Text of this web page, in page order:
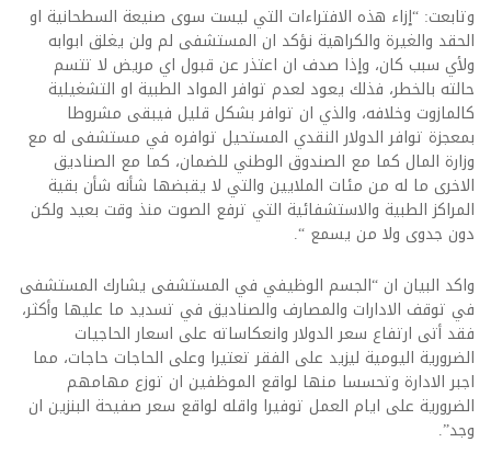
وتابعت: “إزاء هذه الافتراءات التي ليست سوى صنيعة السطحانية او
الحقد والغيرة والكراهية نؤكد ان المستشفى لم ولن يغلق ابوابه
ولأي سبب كان، وإذا صدف ان اعتذر عن قبول اي مريض لا تتسم
حالته بالخطر، فذلك يعود لعدم توافر المواد الطبية او التشغيلية
كالمازوت وخلافه، والذي ان توافر بشكل قليل فيبقى مشروطا
بمعجزة توافر الدولار النقدي المستحيل توافره في مستشفى له مع
وزارة المال كما مع الصندوق الوطني للضمان، كما مع الصناديق
الاخرى ما له من مئات الملايين والتي لا يقبضها شأنه شأن بقية
المراكز الطبية والاستشفائية التي ترفع الصوت منذ وقت بعيد ولكن
دون جدوى ولا من يسمع “.
واكد البيان ان “الجسم الوظيفي في المستشفى يشارك المستشفى
في توقف الادارات والمصارف والصناديق في تسديد ما عليها وأكثر،
فقد أتى ارتفاع سعر الدولار وانعكاساته على اسعار الحاجيات
الضرورية اليومية ليزيد على الفقر تعتيرا وعلى الحاجات حاجات، مما
اجبر الادارة وتحسسا منها لواقع الموظفين ان توزع مهامهم
الضرورية على ايام العمل توفيرا واقله لواقع سعر صفيحة البنزين ان
وجد”.